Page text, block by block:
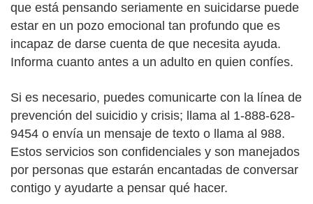
que está pensando seriamente en suicidarse puede
estar en un pozo emocional tan profundo que es
incapaz de darse cuenta de que necesita ayuda.
Informa cuanto antes a un adulto en quien confíes.
Si es necesario, puedes comunicarte con la línea de
prevención del suicidio y crisis; llama al 1-888-628-
9454 o envía un mensaje de texto o llama al 988.
Estos servicios son confidenciales y son manejados
por personas que estarán encantadas de conversar
contigo y ayudarte a pensar qué hacer.